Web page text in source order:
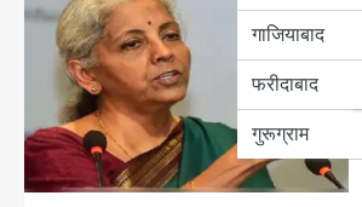
गाजियाबाद
फरीदाबाद
गुरूग्राम